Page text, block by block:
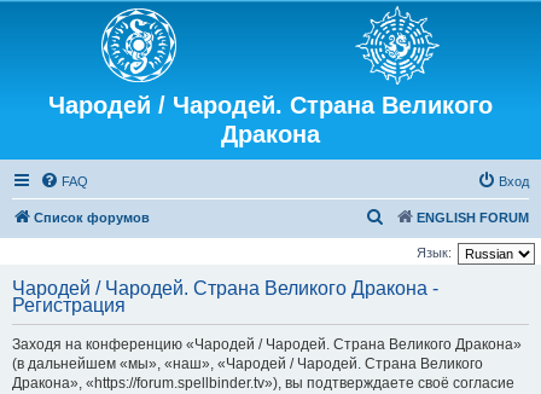
Чародей / Чародей. Страна Великого
Дракона
FAQ Вход
Список форумов ENGLISH FORUM
Язык:
Чародей / Чародей. Страна Великого Дракона -
Регистрация
Заходя на конференцию «Чародей / Чародей. Страна Великого Дракона»
(в дальнейшем «мы», «наш», «Чародей / Чародей. Страна Великого
Дракона», «https://forum.spellbinder.tv»), вы подтверждаете своё согласие